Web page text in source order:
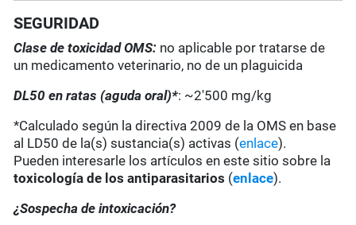
SEGURIDAD
Clase de toxicidad OMS: no aplicable por tratarse de
un medicamento veterinario, no de un plaguicida
DL50 en ratas (aguda oral)*: ~2'500 mg/kg
*Calculado según la directiva 2009 de la OMS en base
al LD50 de la(s) sustancia(s) activas (enlace).
Pueden interesarle los artículos en este sitio sobre la
toxicología de los antiparasitarios (enlace).
¿Sospecha de intoxicación?